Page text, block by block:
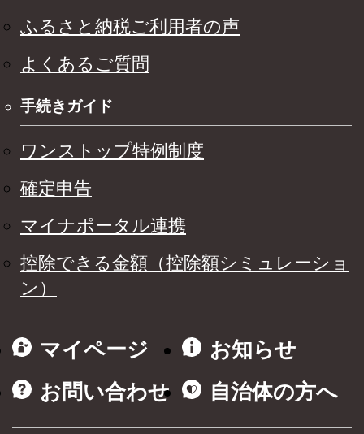
ふるさと納税ご利用者の声
よくあるご質問
手続きガイド
ワンストップ特例制度
確定申告
マイナポータル連携
控除できる金額（控除額シミュレーショ
ン）
マイページ
お知らせ
お問い合わせ
自治体の方へ